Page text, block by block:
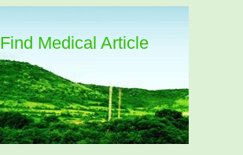
Find Medical Article